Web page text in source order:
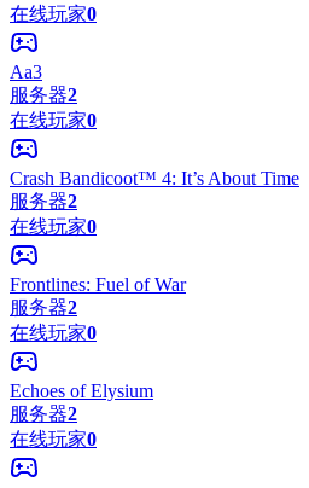
在线玩家0
Aa3
服务器2
在线玩家0
Crash Bandicoot™ 4: It’s About Time
服务器2
在线玩家0
Frontlines: Fuel of War
服务器2
在线玩家0
Echoes of Elysium
服务器2
在线玩家0